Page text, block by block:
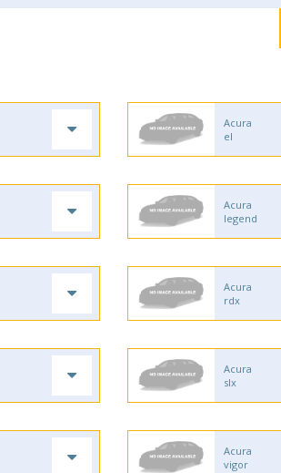
Acura
el
Acura
legend
Acura
rdx
Acura
slx
Acura
vigor